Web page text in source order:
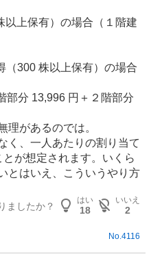
上保有）の場合（１階建
300 株以上保有）の場合
部分 13,996 円＋２階部分
理があるのでは。
く、一人あたりの割り当て
が想定されます。いくら
とはいえ、こういうやり方
ましたか？
はい
18
いいえ
2
No.4116